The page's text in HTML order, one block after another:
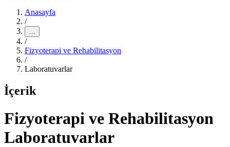
Anasayfa
/
…
/
Fizyoterapi ve Rehabilitasyon
/
Laboratuvarlar
İçerik
Fizyoterapi ve Rehabilitasyon
Laboratuvarlar